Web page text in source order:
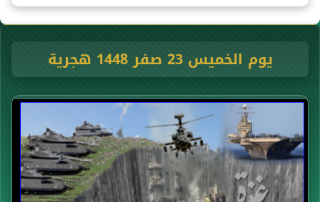
يوم الخميس 23 صفر 1448 هجرية